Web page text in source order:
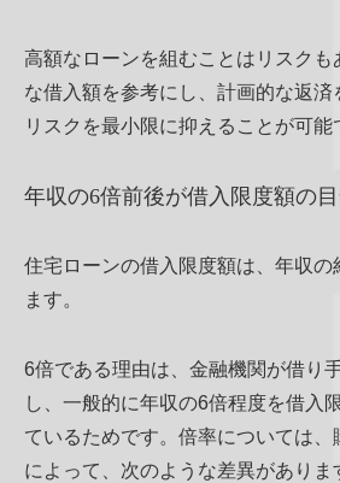
高額なローンを組むことはリスクも
な借入額を参考にし、計画的な返済
リスクを最小限に抑えることが可能
年収の6倍前後が借入限度額の
住宅ローンの借入限度額は、年収の
ます。
6倍である理由は、金融機関が借り
し、一般的に年収の6倍程度を借入
ているためです。倍率については
によって、次のような差異がありま